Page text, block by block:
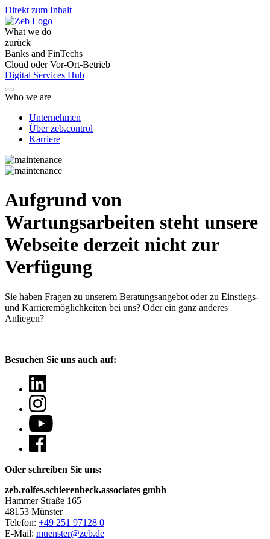
Direkt zum Inhalt
What we do
zurück
Banks and FinTechs
Cloud oder Vor-Ort-Betrieb
Digital Services Hub
Who we are
Unternehmen
Über zeb.control
Karriere
Aufgrund von
Wartungsarbeiten steht unsere
Webseite derzeit nicht zur
Verfügung
Sie haben Fragen zu unserem Beratungsangebot oder zu Einstiegs-
und Karrieremöglichkeiten bei uns? Oder ein ganz anderes
Anliegen?
Besuchen Sie uns auch auf:
Oder schreiben Sie uns:
zeb.rolfes.schierenbeck.associates gmbh
Hammer Straße 165
48153 Münster
Telefon: +49 251 97128 0
E-Mail: muenster@zeb.de